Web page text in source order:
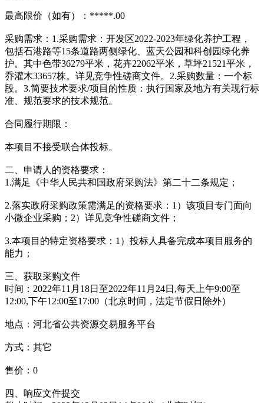
最高限价（如有）：*****.00
采购需求：1.采购需求：开发区2022-2023年绿化养护工程，
包括石港路等15条道路两侧绿化、蓝天公园和科创园绿化养
护。其中色带36279平米，花卉22062平米，草坪21521平米，
乔灌木33657株。详见竞争性磋商文件。2.采购数量：一个标
段。3.简要技术要求/项目的性质：执行国家及地方有关现行标
准、规范要求的技术规范。
合同履行期限：
本项目不接受联合体投标。
二、申请人的资格要求：
1.满足《中华人民共和国政府采购法》第二十二条规定；
2.落实政府采购政策需满足的资格要求：1）该项目专门面向
小微企业采购；2）详见竞争性磋商文件；
3.本项目的特定资格要求：1）投标人具备完成本项目服务的
能力；
三、获取采购文件
时间：2022年11月18日至2022年11月24日,每天上午9:00至
12:00,下午12:00至17:00（北京时间，法定节假日除外）
地点：河北省公共资源交易服务平台
方式：其它
售价：0
四、响应文件提交